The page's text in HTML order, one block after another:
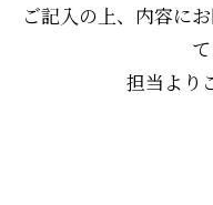
ご記入の上、 内容に
担当より